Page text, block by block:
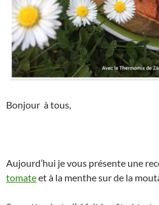
Bonjour à tous,
Aujourd’hui je vous présente une
tomateet à la menthe sur de la